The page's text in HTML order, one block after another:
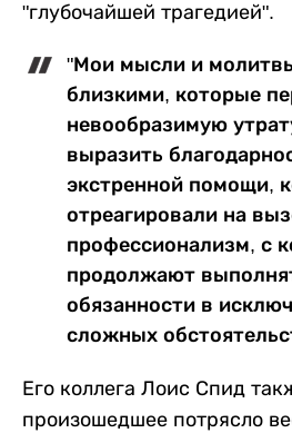
"глубочайшей трагедией".
"Мои мысли и
близкими, которые
невообразимую
выразить
экстренной помощи,
отреагировали на
профессионализм, с
продолжают
обязанности в
сложных
Его коллега Лоис Спид
произошедшее потрясло